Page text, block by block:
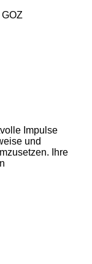
Impulse
und
Ihre